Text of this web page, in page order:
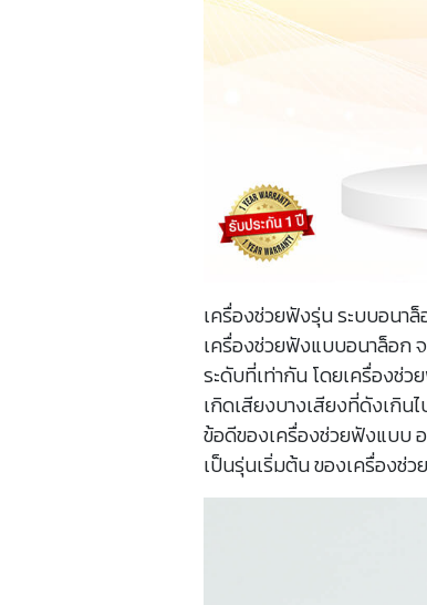
เครื่องช่วยฟังรุ่น ระบบอนา
เครื่องช่วยฟังแบบอนาล็อก
ระดับที่เท่ากัน โดยเครื่องช่ว
เกิดเสียงบางเสียงที่ดังเกิน
ข้อดีของเครื่องช่วยฟังแบบ
เป็นรุ่นเริ่มต้น ของเครื่องช่